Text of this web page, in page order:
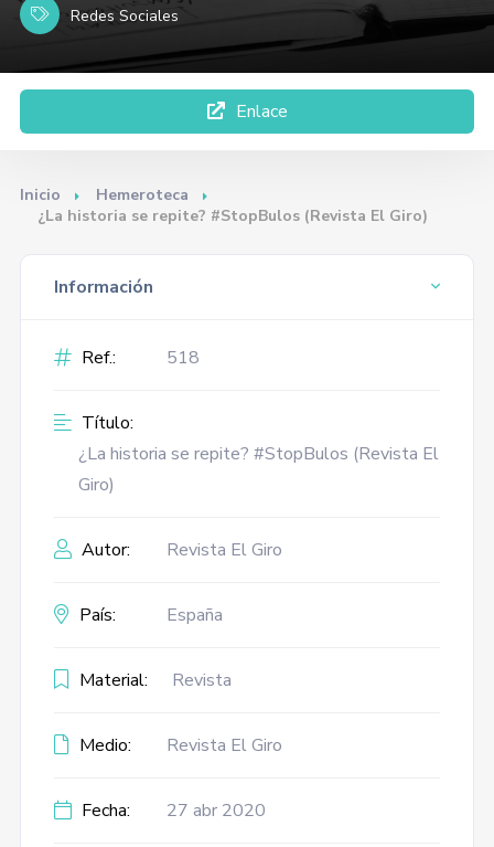
Redes Sociales
Enlace
Inicio
Hemeroteca
¿La historia se repite? #StopBulos (Revista El Giro)
Información
Ref.: 518
Título:
¿La historia se repite? #StopBulos (Revista El
Giro)
Autor: Revista El Giro
País: España
Material: Revista
Medio: Revista El Giro
Fecha: 27 abr 2020